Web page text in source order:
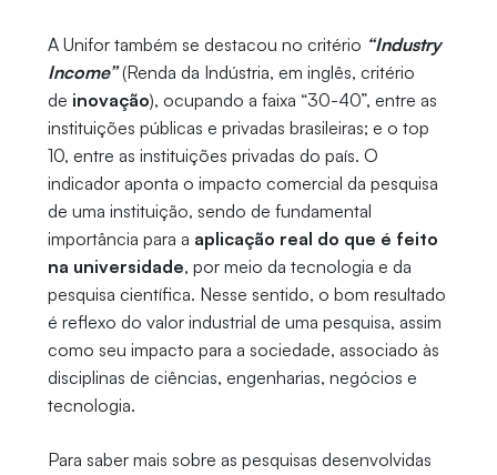
A Unifor também se destacou no critério “Industry
Income”(Renda da Indústria, em inglês, critério
de inovação), ocupando a faixa “30-40”, entre as
instituições públicas e privadas brasileiras; e o top
10, entre as instituições privadas do país. O
indicador aponta o impacto comercial da pesquisa
de uma instituição, sendo de fundamental
importância para a aplicação real do que é feito
na universidade, por meio da tecnologia e da
pesquisa científica. Nesse sentido, o bom resultado
é reflexo do valor industrial de uma pesquisa, assim
como seu impacto para a sociedade, associado às
disciplinas de ciências, engenharias, negócios e
tecnologia.
Para saber mais sobre as pesquisas desenvolvidas